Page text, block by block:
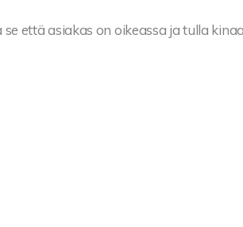
että asiakas on oikeassa ja tulla kinaa